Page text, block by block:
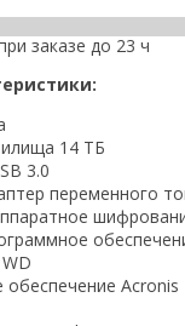
заказе до 23 ч
14 ТБ
3.0
переменного
Acronis